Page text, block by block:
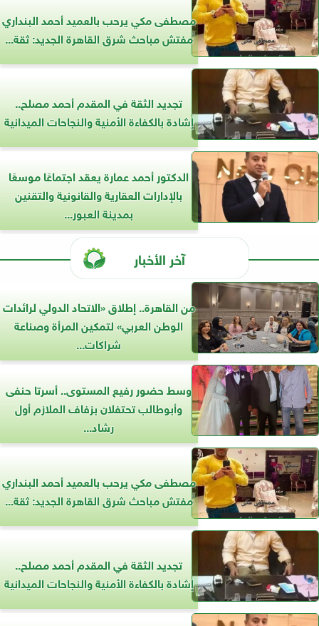
مصطفى مكي يرحب بالعميد أحمد البنداري
مفتش مباحث شرق القاهرة الجديد: ثقة...
تجديد الثقة في المقدم أحمد مصلح..
إشادة بالكفاءة الأمنية والنجاحات الميدانية
الدكتور أحمد عمارة يعقد اجتماعًا موسعًا
بالإدارات العقارية والقانونية والتقنين
بمدينة العبور...
آخر الأخبار
من القاهرة.. إطلاق «الاتحاد الدولي لرائدات
الوطن العربي» لتمكين المرأة وصناعة
شراكات...
وسط حضور رفيع المستوى.. أسرتا حنفى
وأبوطالب تحتفلان بزفاف الملازم أول
رشاد...
مصطفى مكي يرحب بالعميد أحمد البنداري
مفتش مباحث شرق القاهرة الجديد: ثقة...
تجديد الثقة في المقدم أحمد مصلح..
إشادة بالكفاءة الأمنية والنجاحات الميدانية